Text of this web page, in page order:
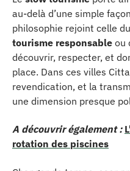
au-delà d’une simple
philosophie rejoint celle du
tourisme responsable ou
découvrir, respecter, et
place. Dans ces villes
revendication, et la
une dimension presque
A découvrir également :
rotation des piscines